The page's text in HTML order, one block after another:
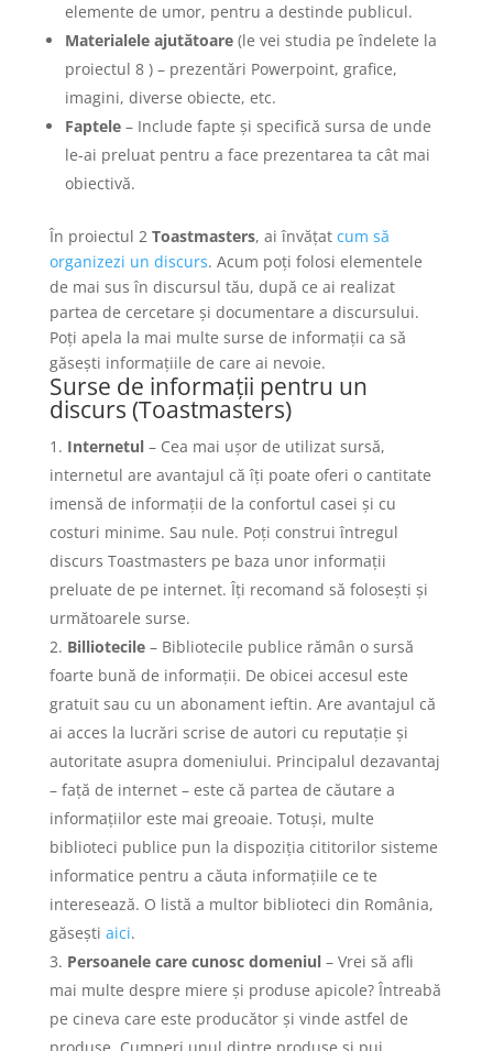
elemente de umor, pentru a destinde publicul.
Materialele ajutătoare(le vei studia pe îndelete la
proiectul 8 ) – prezentări Powerpoint, grafice,
imagini, diverse obiecte, etc.
Faptele– Include fapte și specifică sursa de unde
le-ai preluat pentru a face prezentarea ta cât mai
obiectivă.
În proiectul 2 Toastmasters, ai învățat cum să
organizezi un discurs. Acum poți folosi elementele
de mai sus în discursul tău, după ce ai realizat
partea de cercetare și documentare a discursului.
Poți apela la mai multe surse de informații ca să
găsești informațiile de care ai nevoie.
Surse de informații pentru un
discurs (Toastmasters)
Internetul– Cea mai ușor de utilizat sursă,
internetul are avantajul că îți poate oferi o cantitate
imensă de informații de la confortul casei și cu
costuri minime. Sau nule. Poți construi întregul
discurs Toastmasters pe baza unor informații
preluate de pe internet. Îți recomand să folosești și
următoarele surse.
Billiotecile– Bibliotecile publice rămân o sursă
foarte bună de informații. De obicei accesul este
gratuit sau cu un abonament ieftin. Are avantajul că
ai acces la lucrări scrise de autori cu reputație și
autoritate asupra domeniului. Principalul dezavantaj
– față de internet – este că partea de căutare a
informațiilor este mai greoaie. Totuși, multe
biblioteci publice pun la dispoziția cititorilor sisteme
informatice pentru a căuta informațiile ce te
interesează. O listă a multor biblioteci din România,
găsești aici.
Persoanele care cunosc domeniul– Vrei să afli
mai multe despre miere și produse apicole? Întreabă
pe cineva care este producător și vinde astfel de